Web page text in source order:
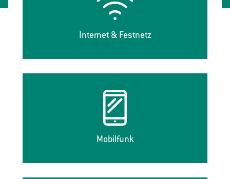
Internet & Festnetz
Mobilfunk